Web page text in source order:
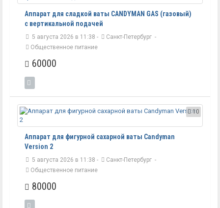
Аппарат для сладкой ваты CANDYMAN GAS (газовый)
с вертикальной подачей
5 августа 2026 в 11:38 - Санкт-Петербург -
Общественное питание
60000
10
Аппарат для фигурной сахарной ваты Candyman
Version 2
5 августа 2026 в 11:38 - Санкт-Петербург -
Общественное питание
80000